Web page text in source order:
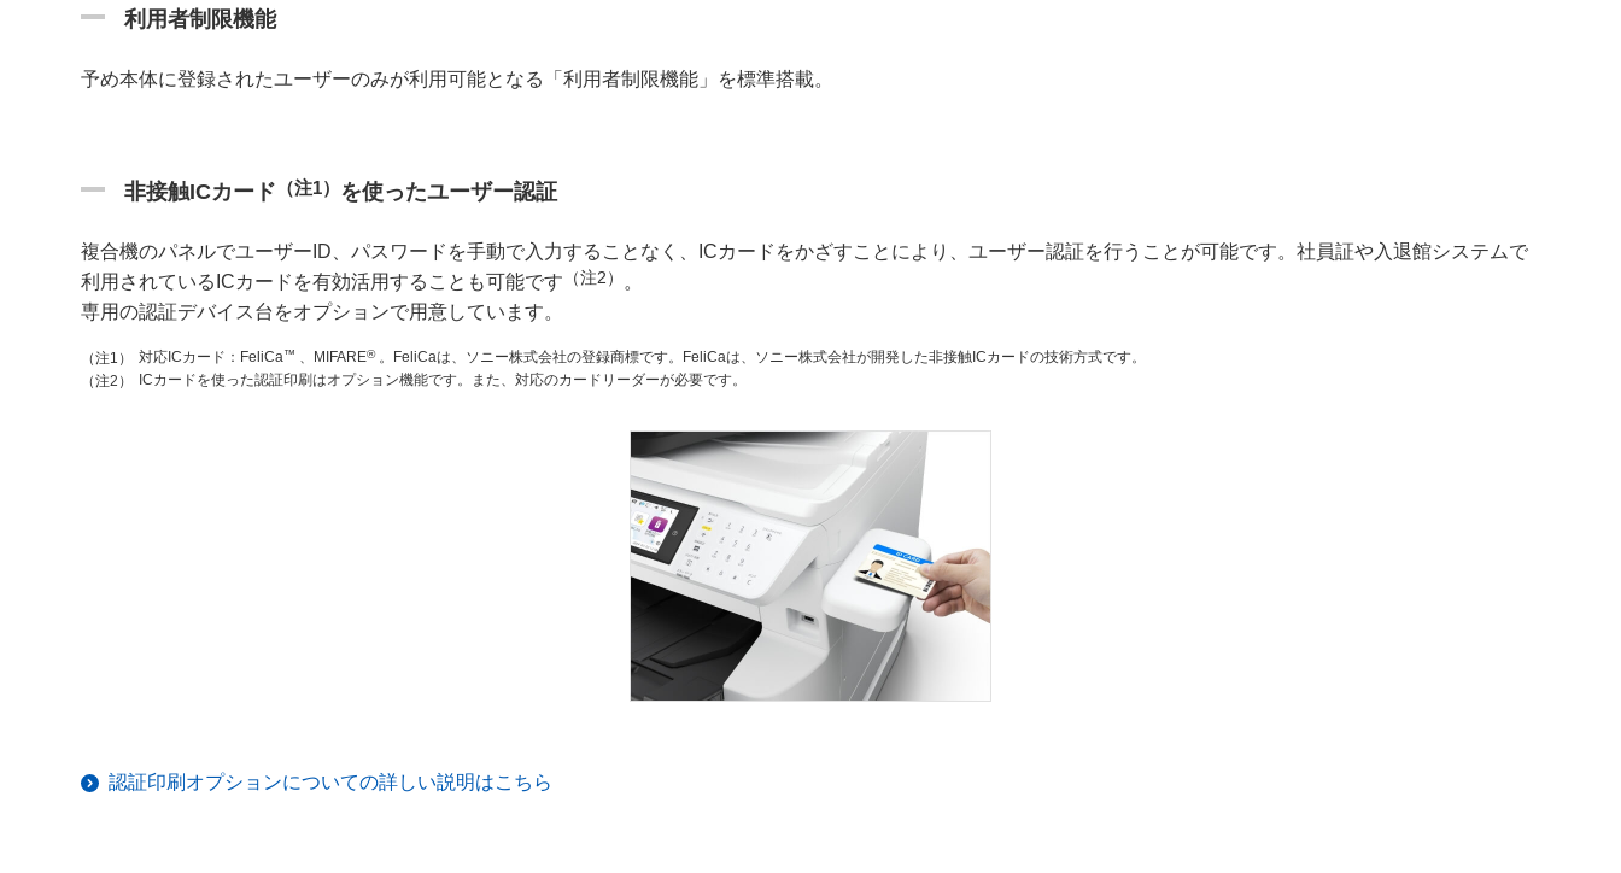
利用者制限機能
予め本体に登録されたユーザーのみが利用可能となる「利用者制限機能」を標準搭載。
非接触ICカード （注1） を使ったユーザー認証
複合機のパネルでユーザーID、パスワードを手動で入力することなく、ICカードをかざすことにより、ユーザー認証を行うことが可能です。社員証や入退館システムで
利用されているICカードを有効活用することも可能です （注2）
。
専用の認証デバイス台をオプションで用意しています。
（注1） 対応ICカード：FeliCa™ 、MIFARE®。FeliCaは、ソニー株式会社の登録商標です。FeliCaは、ソニー株式会社が開発した非接触ICカードの技術方式です。
（注2）
ICカードを使った認証印刷はオプション機能です。また、対応のカードリーダーが必要です。
認証印刷オプションについての詳しい説明はこちら